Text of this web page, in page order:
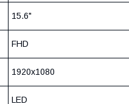
15.6"
FHD
1920x1080
LED